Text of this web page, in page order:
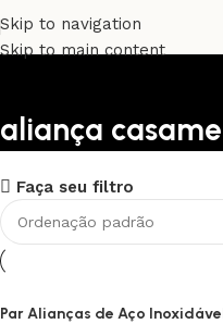
Skip to navigation
Skip to main content
aliança
Upholstered chair
Discount 10%
Shop Now
Faça seu filtro
Par Alianças de Aço